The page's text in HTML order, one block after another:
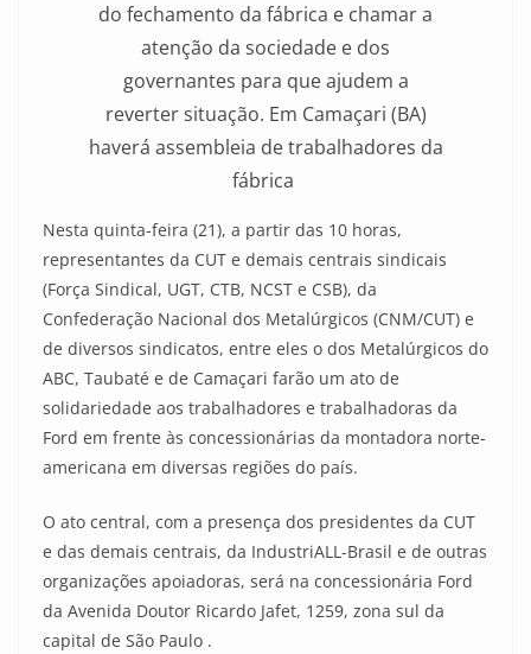
do fechamento da fábrica e chamar a
atenção da sociedade e dos
governantes para que ajudem a
reverter situação. Em Camaçari (BA)
haverá assembleia de trabalhadores da
fábrica
Nesta quinta-feira (21), a partir das 10 horas,
representantes da CUT e demais centrais sindicais
(Força Sindical, UGT, CTB, NCST e CSB), da
Confederação Nacional dos Metalúrgicos (CNM/CUT) e
de diversos sindicatos, entre eles o dos Metalúrgicos do
ABC, Taubaté e de Camaçari farão um ato de
solidariedade aos trabalhadores e trabalhadoras da
Ford em frente às concessionárias da montadora norte-
americana em diversas regiões do país.
O ato central, com a presença dos presidentes da CUT
e das demais centrais, da IndustriALL-Brasil e de outras
organizações apoiadoras, será na concessionária Ford
da Avenida Doutor Ricardo Jafet, 1259, zona sul da
capital de São Paulo .